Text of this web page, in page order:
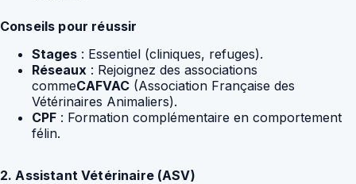
Conseils pour réussir
Stages : Essentiel (cliniques, refuges).
Réseaux : Rejoignez des associations
commeCAFVAC (Association Française des
Vétérinaires Animaliers).
CPF : Formation complémentaire en comportement
félin.
2. Assistant Vétérinaire (ASV)